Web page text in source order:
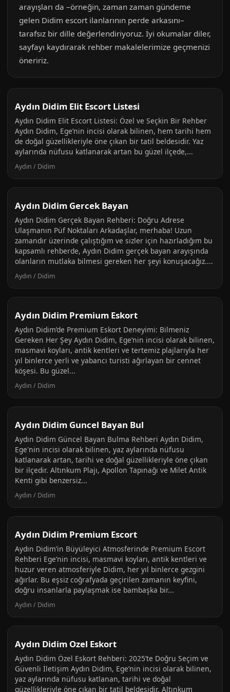
arayışları da –örneğin, zaman zaman gündeme
gelen Didim escort ilanlarının perde arkasını–
tarafsız bir dille değerlendiriyoruz. İyi okumalar diler,
sayfayı kaydırarak rehber makalelerimize geçmenizi
öneririz.
Aydın Didim Elit Escort Listesi
Aydın Didim Elit Escort Listesi: Özel ve Seçkin Bir Rehber
Aydın Didim, Ege’nin incisi olarak bilinen, hem tarihi hem
de doğal güzellikleriyle öne çıkan bir tatil beldesidir. Yaz
aylarında nüfusu katlanarak artan bu güzel ilçede,...
Aydın / Didim
Aydın Didim Gercek Bayan
Aydın Didim Gerçek Bayan Rehberi: Doğru Adrese
Ulaşmanın Püf Noktaları Arkadaşlar, merhaba! Uzun
zamandır üzerinde çalıştığım ve sizler için hazırladığım bu
kapsamlı rehberde, Aydın Didim gerçek bayan arayışında
olanların mutlaka bilmesi gereken her şeyi konuşacağız....
Aydın / Didim
Aydın Didim Premium Eskort
Aydın Didim’de Premium Eskort Deneyimi: Bilmeniz
Gereken Her Şey Aydın Didim, Ege’nin incisi olarak bilinen,
masmavi koyları, antik kentleri ve tertemiz plajlarıyla her
yıl binlerce yerli ve yabancı turisti ağırlayan bir cennet
köşesi. Bu güzel...
Aydın / Didim
Aydın Didim Guncel Bayan Bul
Aydın Didim Güncel Bayan Bulma Rehberi Aydın Didim,
Ege'nin incisi olarak bilinen, yaz aylarında nüfusu
katlanarak artan, tarihi ve doğal güzellikleriyle öne çıkan
bir ilçedir. Altınkum Plajı, Apollon Tapınağı ve Milet Antik
Kenti gibi benzersiz...
Aydın / Didim
Aydın Didim Premium Escort
Aydın Didim’in Büyüleyici Atmosferinde Premium Escort
Rehberi Ege’nin incisi, masmavi koyları, antik kentleri ve
huzur veren atmosferiyle Didim, her yıl binlerce gezgini
ağırlar. Bu eşsiz coğrafyada geçirilen zamanın keyfini,
doğru insanlarla paylaşmak ise bambaşka bir...
Aydın / Didim
Aydın Didim Ozel Eskort
Aydın Didim Özel Eskort Rehberi: 2025’te Doğru Seçim ve
Güvenli İletişim Aydın Didim, Ege’nin incisi olarak bilinen,
yaz aylarında nüfusu katlanan, tarihi ve doğal
güzellikleriyle öne çıkan bir tatil beldesidir. Altınkum